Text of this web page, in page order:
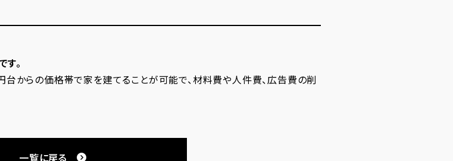
。
からの価格帯で家を建てることが可能で、材料費や人件費、広告費の削
一覧に戻る